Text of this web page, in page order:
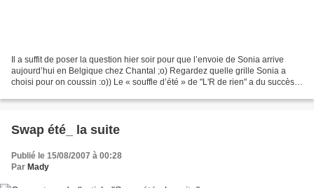
Il a suffit de poser la question hier soir pour que l’envoie de Sonia arrive
aujourd’hui en Belgique chez Chantal ;o) Regardez quelle grille Sonia a
choisi pour on coussin :o)) Le « souffle d’été » de "L'R de rien" a du succès
Swap été_ la suite
Publié le 15/08/2007 à 00:28
Par Mady